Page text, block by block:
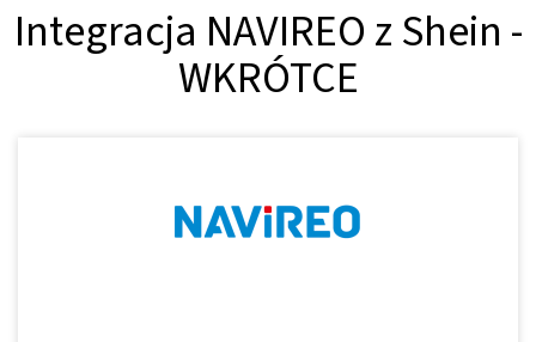
Integracja NAVIREO z Shein -
WKRÓTCE